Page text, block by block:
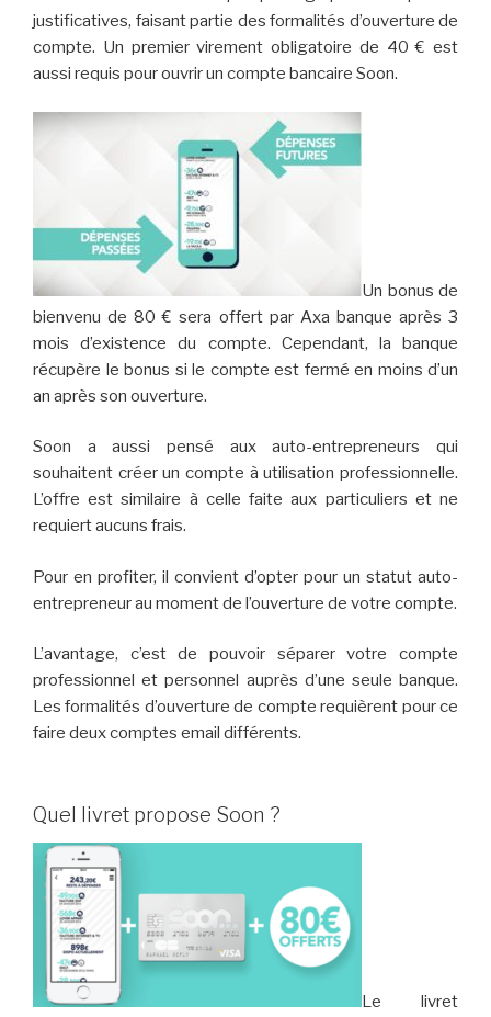
justificatives, faisant partie des formalités d’ouverture de
compte. Un premier virement obligatoire de 40 € est
aussi requis pour ouvrir un compte bancaire Soon.
Un bonus de
bienvenu de 80 € sera offert par Axa banque après 3
mois d’existence du compte. Cependant, la banque
récupère le bonus si le compte est fermé en moins d’un
an après son ouverture.
Soon a aussi pensé aux auto-entrepreneurs qui
souhaitent créer un compte à utilisation professionnelle.
L’offre est similaire à celle faite aux particuliers et ne
requiert aucuns frais.
Pour en profiter, il convient d’opter pour un statut auto-
entrepreneur au moment de l’ouverture de votre compte.
L’avantage, c’est de pouvoir séparer votre compte
professionnel et personnel auprès d’une seule banque.
Les formalités d’ouverture de compte requièrent pour ce
faire deux comptes email différents.
Quel livret propose Soon ?
Le livret